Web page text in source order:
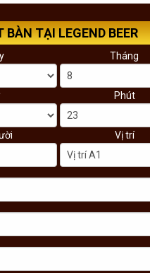
BÀN TẠI LEGEND BEER
Tháng
Phút
Vị trí